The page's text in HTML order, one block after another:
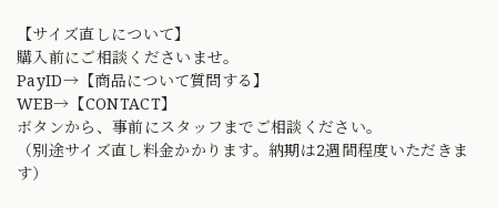
【サイズ直しについて】
購入前にご相談くださいませ。
PayID→【商品について質問する】
WEB→【CONTACT】
ボタンから、事前にスタッフまでご相談ください。
（別途サイズ直し料金かかります。納期は2週間程度いただきま
す）